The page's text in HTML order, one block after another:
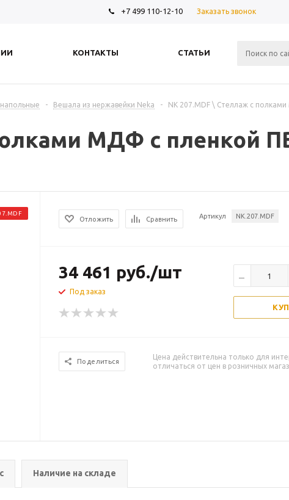
+7 499 110-12-10 Заказать звонок
КОНТАКТЫ СТАТЬИ
- Вешала из нержавейки Neka -
NK 207.MDF \ Стеллаж с
МДФ с пленкой
Отложить Сравнить Артикул NK.207.MDF
34 461 руб./шт
Под заказ
Поделиться
Цена действительна только для
отличаться от цен в розничных
Наличие на складе